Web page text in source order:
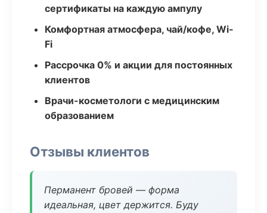
сертификаты на каждую ампулу
Комфортная атмосфера, чай/кофе, Wi-
Fi
Рассрочка 0% и акции для постоянных
клиентов
Врачи-косметологи с медицинским
образованием
Отзывы клиентов
Перманент бровей — форма
идеальная, цвет держится. Буду